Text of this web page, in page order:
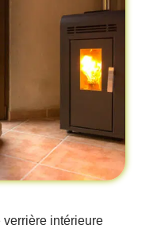
verrière intérieure